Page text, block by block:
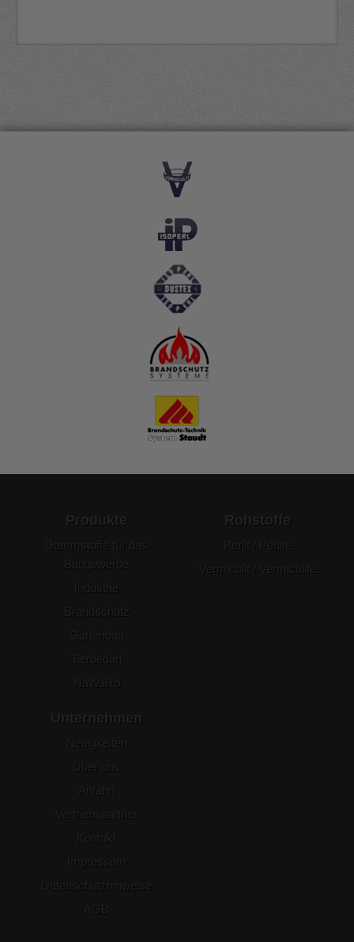
Produkte
Dämmstoffe für das
Baugewerbe
Industrie
Brandschutz
Gartenbau
Tierbedarf
NaWaRo
Rohstoffe
Perlit / Perlite
Vermiculit / Vermiculite
Unternehmen
Neuigkeiten
Über uns
Anfahrt
Vertriebspartner
Kontakt
Impressum
Datenschutzhinweise
AGB